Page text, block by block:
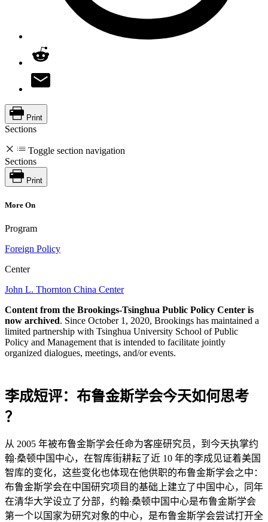
Print
Sections
Toggle section navigation
Sections
Print
More On
Program
Foreign Policy
Center
John L. Thornton China Center
Content from the Brookings-Tsinghua Public Policy Center is
now archived. Since October 1, 2020, Brookings has maintained a
limited partnership with Tsinghua University School of Public
Policy and Management that is intended to facilitate jointly
organized dialogues, meetings, and/or events.
李成短评：布鲁金斯学会今天如何思考
？
从 2005 年被布鲁金斯学会任命为客座研究员，到今天执掌约
翰∙桑顿中国中心，在智库街耕耘了近 10 年的李成见证着美国
智库的变化，这些变化也体现在他供职的布鲁金斯学会之中：
布鲁金斯学会在中国研究项目的基础上建立了中国中心，同年
在清华大学设立了分部，约翰∙桑顿中国中心是布鲁金斯学会
第一个以国家为研究对象的中心，是布鲁金斯学会尝试打开全